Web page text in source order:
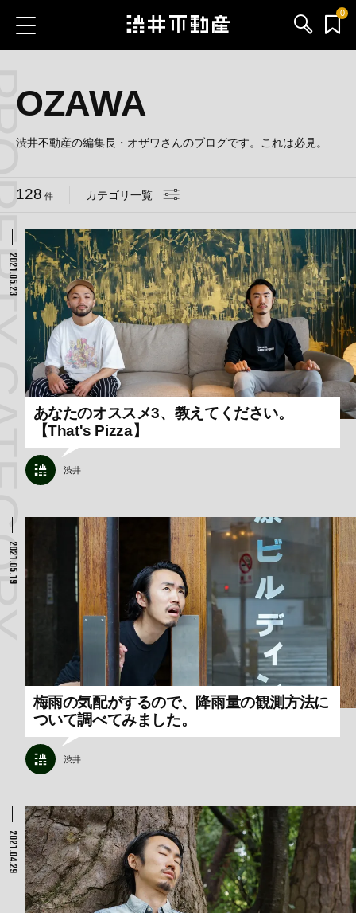
0
会社情報
採用情報
OZAWA
渋井不動産の編集長・オザワさんのブログです。これは必見。
128 件 カテゴリ一覧
2021.05.23
あなたのオススメ3、教えてください。
【That's Pizza】
渋井
2021.05.19
梅雨の気配がするので、降雨量の観測方法に
ついて調べてみました。
渋井
2021.04.29